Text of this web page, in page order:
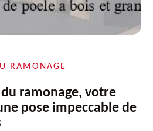
RAMONAGE
du ramonage, votre
pose impeccable de